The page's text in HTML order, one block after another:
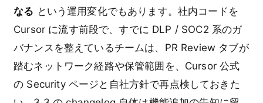
なる という運用変化でもあります。社内コードを
Cursor に流す前段で、すでに DLP / SOC2 系のガ
バナンスを整えているチームは、PR Review タブが
踏むネットワーク経路や保管範囲を、Cursor 公式
の Security ページと自社方針で再点検しておきた